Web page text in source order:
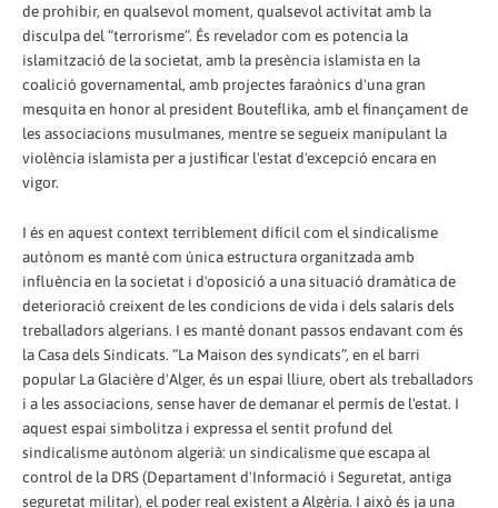
de prohibir, en qualsevol moment, qualsevol activitat amb la
disculpa del “terrorisme”. És revelador com es potencia la
islamització de la societat, amb la presència islamista en la
coalició governamental, amb projectes faraònics d'una gran
mesquita en honor al president Bouteflika, amb el finançament de
les associacions musulmanes, mentre se segueix manipulant la
violència islamista per a justificar l'estat d'excepció encara en
vigor.
I és en aquest context terriblement difícil com el sindicalisme
autònom es manté com única estructura organitzada amb
influència en la societat i d'oposició a una situació dramàtica de
deterioració creixent de les condicions de vida i dels salaris dels
treballadors algerians. I es manté donant passos endavant com és
la Casa dels Sindicats. “La Maison des syndicats”, en el barri
popular La Glacière d'Alger, és un espai lliure, obert als treballadors
i a les associacions, sense haver de demanar el permís de l'estat. I
aquest espai simbolitza i expressa el sentit profund del
sindicalisme autònom algerià: un sindicalisme que escapa al
control de la DRS (Departament d'Informació i Seguretat, antiga
seguretat militar), el poder real existent a Algèria. I això és ja una